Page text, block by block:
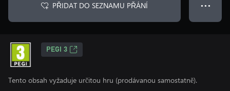
PŘIDAT DO SEZNAMU PŘÁNÍ ● ● ●
PEGI 3
Tento obsah vyžaduje určitou hru (prodávanou samostatně).